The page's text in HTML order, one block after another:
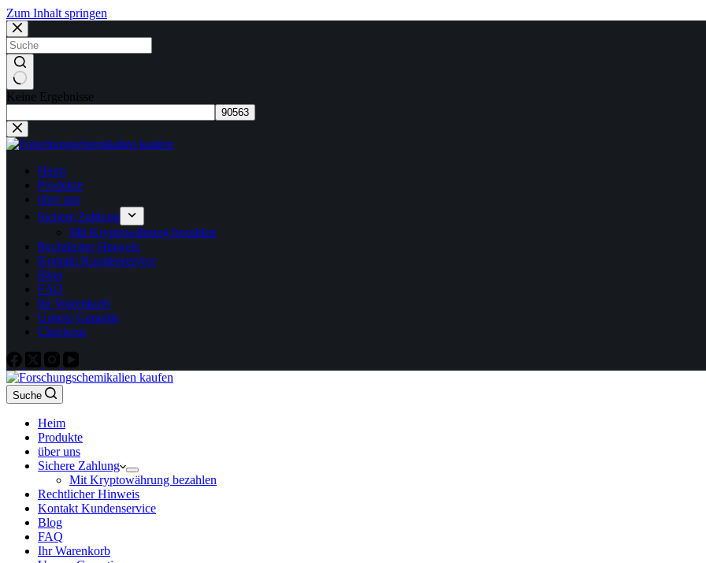
Zum Inhalt springen
Keine Ergebnisse
Heim
Produkte
über uns
Sichere Zahlung
Mit Kryptowährung bezahlen
Rechtlicher Hinweis
Kontakt Kundenservice
Blog
FAQ
Ihr Warenkorb
Unsere Garantie
Checkout
Suche
Heim
Produkte
über uns
Sichere Zahlung
Mit Kryptowährung bezahlen
Rechtlicher Hinweis
Kontakt Kundenservice
Blog
FAQ
Ihr Warenkorb